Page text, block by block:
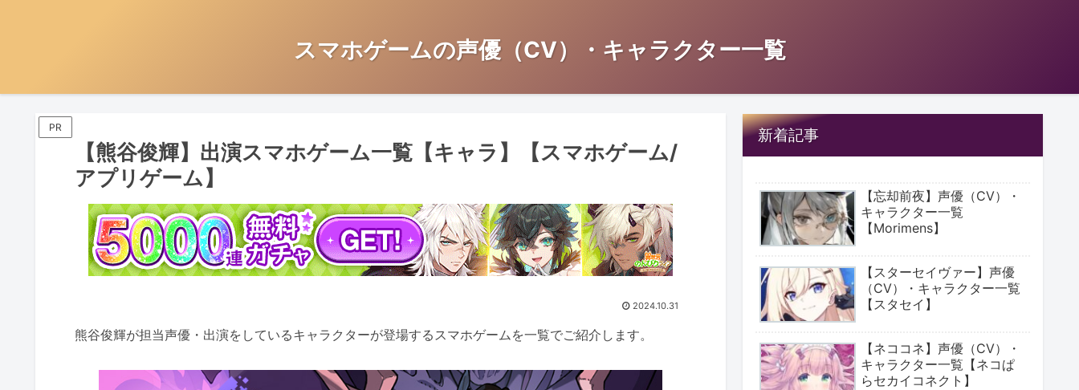
スマホゲームの声優（CV）・キャラクター一覧
PR
【熊谷俊輝】出演スマホゲーム一覧【キャラ】【スマホゲーム/
アプリゲーム】
2024.10.31
熊谷俊輝が担当声優・出演をしているキャラクターが登場するスマホゲームを一覧でご紹介します。
新着記事
【忘却前夜】声優（CV）・
キャラクター一覧
【Morimens】
【スターセイヴァー】声優
（CV）・キャラクター一覧
【スタセイ】
【ネココネ】声優（CV）・
キャラクター一覧【ネコぱ
らセカイコネクト】